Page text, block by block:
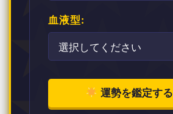
血液型:
運勢を鑑定する